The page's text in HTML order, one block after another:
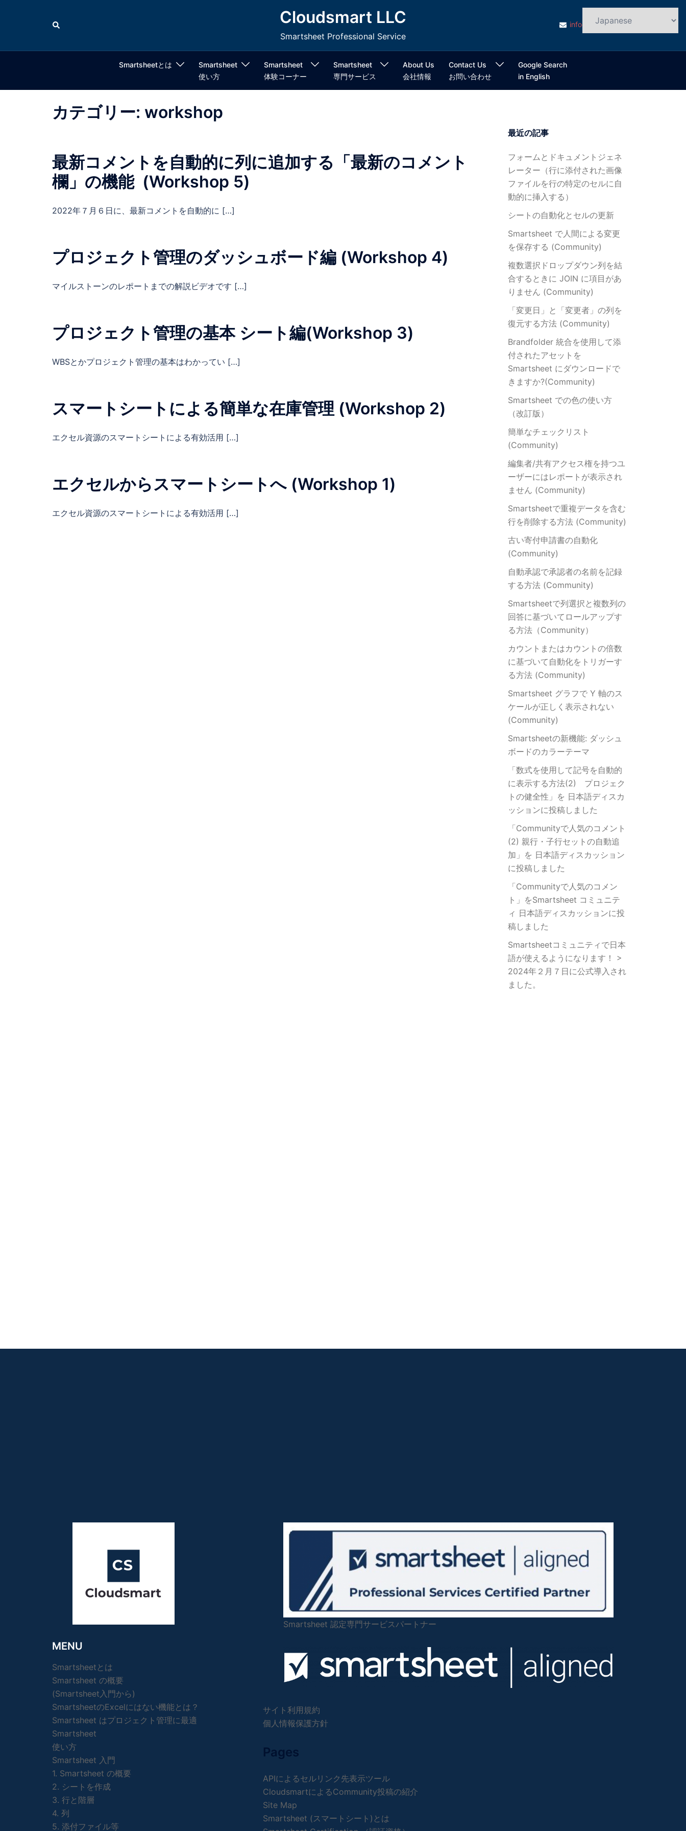
検
索
Cloudsmart LLC
Smartsheet Professional Service
info@cloudsmart.jp
Smartsheetとは
Smartsheet
使い方
Smartsheet
体験コーナー
Smartsheet
専門サービス
About Us
会社情報
Contact Us
お問い合わせ
Google Search
in English
カテゴリー: workshop
最新コメントを自動的に列に追加する「最新のコメント
欄」の機能 (Workshop 5)
2022年７月６日に、最新コメントを自動的に […]
プロジェクト管理のダッシュボード編 (Workshop 4)
マイルストーンのレポートまでの解説ビデオです […]
プロジェクト管理の基本 シート編(Workshop 3)
WBSとかプロジェクト管理の基本はわかってい […]
スマートシートによる簡単な在庫管理 (Workshop 2)
エクセル資源のスマートシートによる有効活用 […]
エクセルからスマートシートへ (Workshop 1)
エクセル資源のスマートシートによる有効活用 […]
最近の記事
フォームとドキュメントジェネ
レーター（行に添付された画像
ファイルを行の特定のセルに自
動的に挿入する）
シートの自動化とセルの更新
Smartsheet で人間による変更
を保存する (Community)
複数選択ドロップダウン列を結
合するときに JOIN に項目があ
りません (Community)
「変更日」と「変更者」の列を
復元する方法 (Community)
Brandfolder 統合を使用して添
付されたアセットを
Smartsheet にダウンロードで
きますか?(Community)
Smartsheet での色の使い方
（改訂版）
簡単なチェックリスト
(Community)
編集者/共有アクセス権を持つユ
ーザーにはレポートが表示され
ません (Community)
Smartsheetで重複データを含む
行を削除する方法 (Community)
古い寄付申請書の自動化
(Community)
自動承認で承認者の名前を記録
する方法 (Community)
Smartsheetで列選択と複数列の
回答に基づいてロールアップす
る方法（Community）
カウントまたはカウントの倍数
に基づいて自動化をトリガーす
る方法 (Community)
Smartsheet グラフで Y 軸のス
ケールが正しく表示されない
(Community)
Smartsheetの新機能: ダッシュ
ボードのカラーテーマ
「数式を使用して記号を自動的
に表示する方法(2) プロジェク
トの健全性」を 日本語ディスカ
ッションに投稿しました
「Communityで人気のコメント
(2) 親行・子行セットの自動追
加」を 日本語ディスカッション
に投稿しました
「Communityで人気のコメン
ト」をSmartsheet コミュニテ
ィ 日本語ディスカッションに投
稿しました
Smartsheetコミュニティで日本
語が使えるようになります！ >
2024年２月７日に公式導入され
ました。
MENU
Smartsheetとは
Smartsheet の概要
(Smartsheet入門から)
SmartsheetのExcelにはない機能とは？
Smartsheet はプロジェクト管理に最適
Smartsheet
使い方
Smartsheet 入門
1. Smartsheet の概要
2. シートを作成
3. 行と階層
4. 列
5. 添付ファイル等
Smartsheet 認定専門サービスパートナー
サイト利用規約
個人情報保護方針
Pages
APIによるセルリンク先表示ツール
CloudsmartによるCommunity投稿の紹介
Site Map
Smartsheet (スマートシート)とは